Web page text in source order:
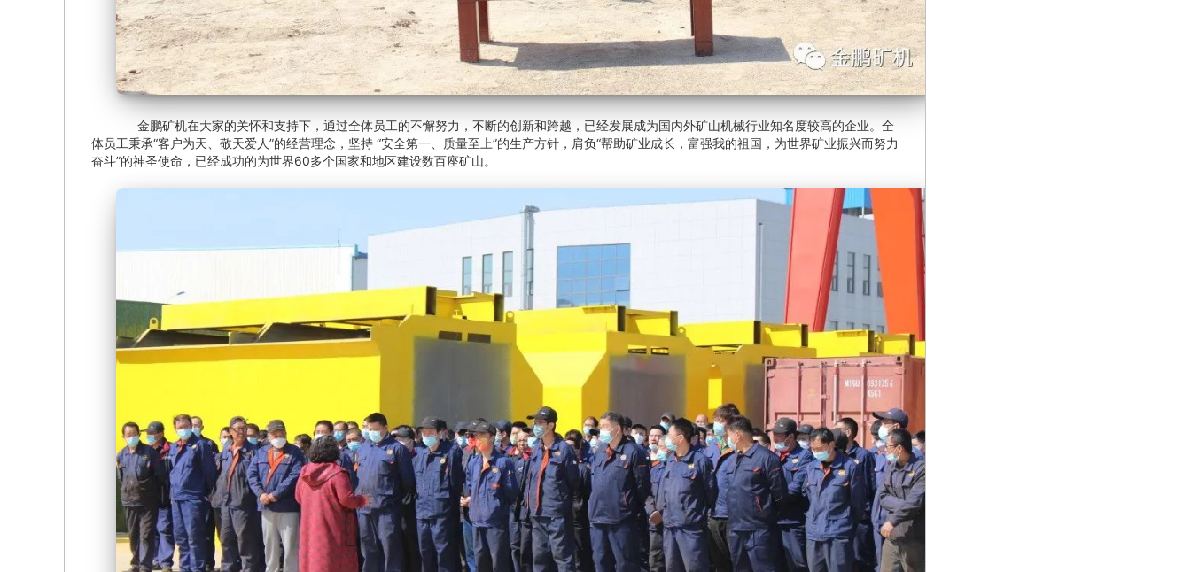
金鹏矿机在大家的关怀和支持下，通过全体员工的不懈努力，不断的创新和跨越，已经发展成为国内外矿山机械行业知名度较高的企业。全
体员工秉承“客户为天、敬天爱人”的经营理念，坚持 “安全第一、质量至上”的生产方针，肩负“帮助矿业成长，富强我的祖国，为世界矿业振兴而努力
奋斗”的神圣使命，已经成功的为世界60多个国家和地区建设数百座矿山。